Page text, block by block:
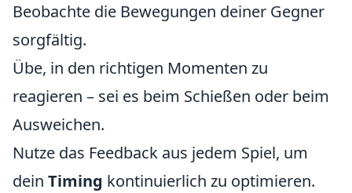
Beobachte die Bewegungen deiner Gegner
sorgfältig.
Übe, in den richtigen Momenten zu
reagieren – sei es beim Schießen oder beim
Ausweichen.
Nutze das Feedback aus jedem Spiel, um
dein Timing kontinuierlich zu optimieren.